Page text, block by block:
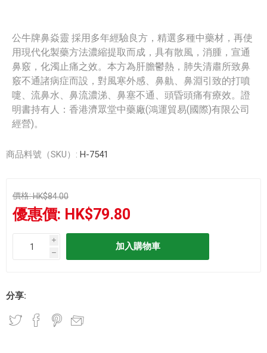
公牛牌鼻焱靈 採用多年經驗良方，精選多種中藥材，再使
用現代化製藥方法濃縮提取而成，具有散風，消腫，宣通
鼻竅，化濁止痛之效。本方為肝膽鬱熱，肺失清肅所致鼻
竅不通諸病症而設，對風寒外感、鼻鼽、鼻淵引致的打噴
嚏、流鼻水、鼻流濃涕、鼻塞不通、頭昏頭痛有療效。證
明書持有人：香港濟眾堂中藥廠(鴻運貿易(國際)有限公司
經營)。
商品料號（SKU）: H-7541
價格:HK$84.00
優惠價: HK$79.80
i
h
分享: